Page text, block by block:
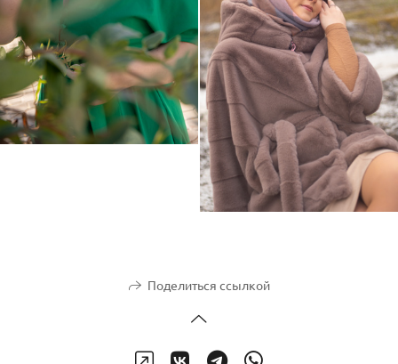
Поделиться ссылкой